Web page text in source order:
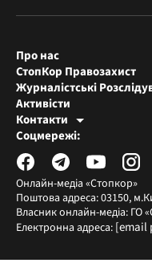
Онлайн-медіа «Стопкор»
Поштова адреса: 03150,
Власник онлайн-медіа: ГО
Електронна адреса: [email
Про нас
СтопКор Правозахист
Журналістські
Активісти
Контакти
Редакція СтопКора
Журналісти-розслідувачі
Соцмережі: